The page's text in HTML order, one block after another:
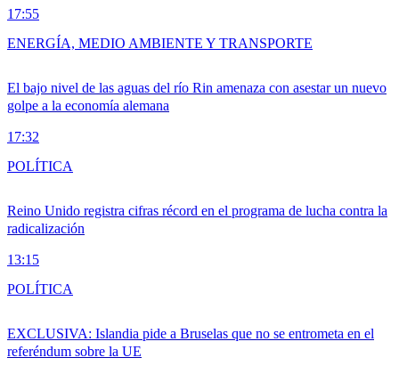
17:55
El bajo nivel de las aguas del río Rin amenaza con asestar un nuevo
golpe a la economía alemana
17:32
ENERGÍA, MEDIO AMBIENTE Y TRANSPORTE
Reino Unido registra cifras récord en el programa de lucha contra la
radicalización
13:15
POLÍTICA
EXCLUSIVA: Islandia pide a Bruselas que no se entrometa en el
referéndum sobre la UE
POLÍTICA